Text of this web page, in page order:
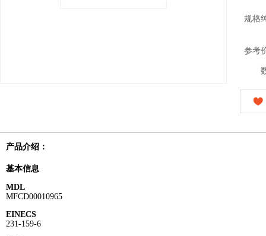
规格
参考
产品介绍：
基本信息
MDL
MFCD00010965
EINECS
231-159-6